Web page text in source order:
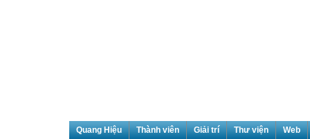
Quang Hiệu Thành viên Giải trí Thư viện Web